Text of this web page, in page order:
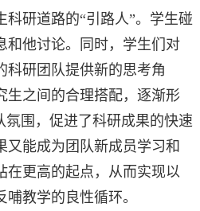
研道路的“引路人”。学生碰
和他讨论。同时，学生们对
科研团队提供新的思考角
生之间的合理搭配，逐渐形
氛围，促进了科研成果的快速
又能成为团队新成员学习和
在更高的起点，从而实现以
教学的良性循环。